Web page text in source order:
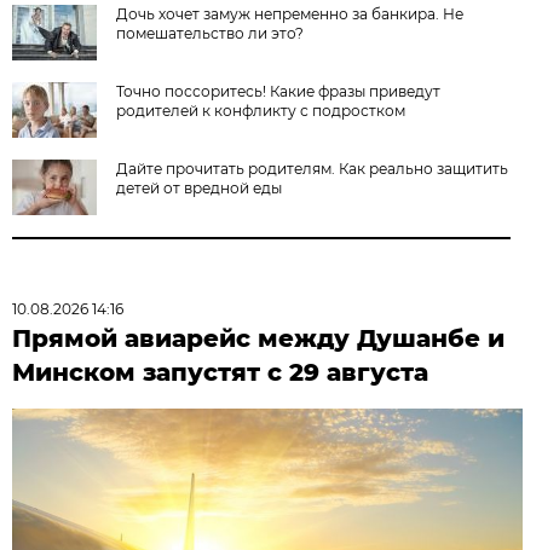
Дочь хочет замуж непременно за банкира. Не
помешательство ли это?
Точно поссоритесь! Какие фразы приведут
родителей к конфликту с подростком
Дайте прочитать родителям. Как реально защитить
детей от вредной еды
10.08.2026 14:16
Прямой авиарейс между Душанбе и
Минском запустят с 29 августа